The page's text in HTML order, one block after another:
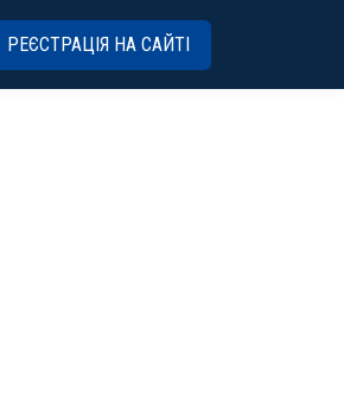
РЕЄСТРАЦІЯ НА САЙТІ